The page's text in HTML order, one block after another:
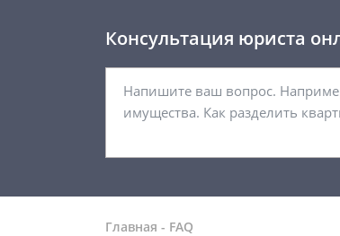
Консультация юриста
Главная - FAQ